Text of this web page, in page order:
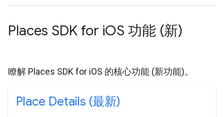
Places SDK for iOS 功能 (新)
瞭解 Places SDK for iOS 的核心功能 (新功能)。
Place Details (最新)